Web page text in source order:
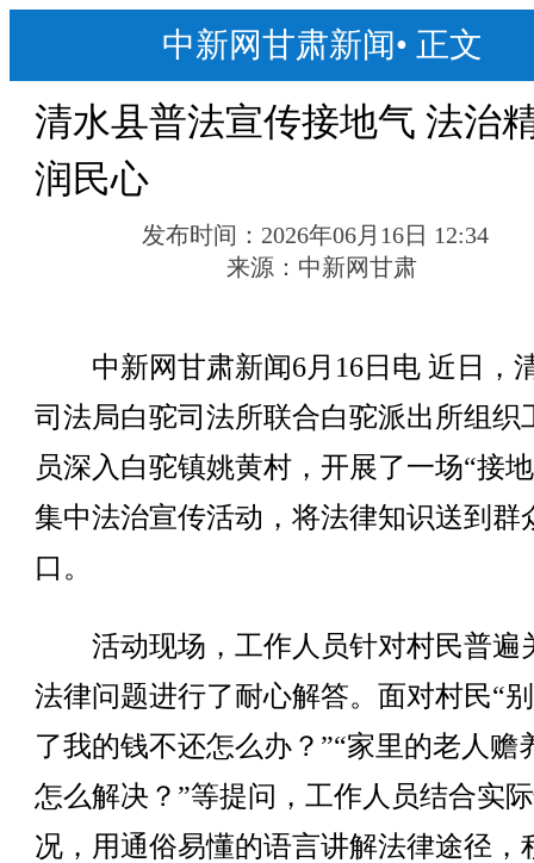
中新网甘肃新闻• 正文
清水县普法宣传接地气 法治
润民心
发布时间： 2026年06月16日 12:34
来源： 中新网甘肃
中新网甘肃新闻6月16日电 近日，
司法局白驼司法所联合白驼派出所组织
员深入白驼镇姚黄村，开展了一场“接
集中法治宣传活动，将法律知识送到群
口。
活动现场，工作人员针对村民普遍
法律问题进行了耐心解答。面对村民“
了我的钱不还怎么办？”“家里的老人赡
怎么解决？”等提问，工作人员结合实
况，用通俗易懂的语言讲解法律途径，